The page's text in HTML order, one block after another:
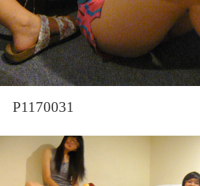
P1170031